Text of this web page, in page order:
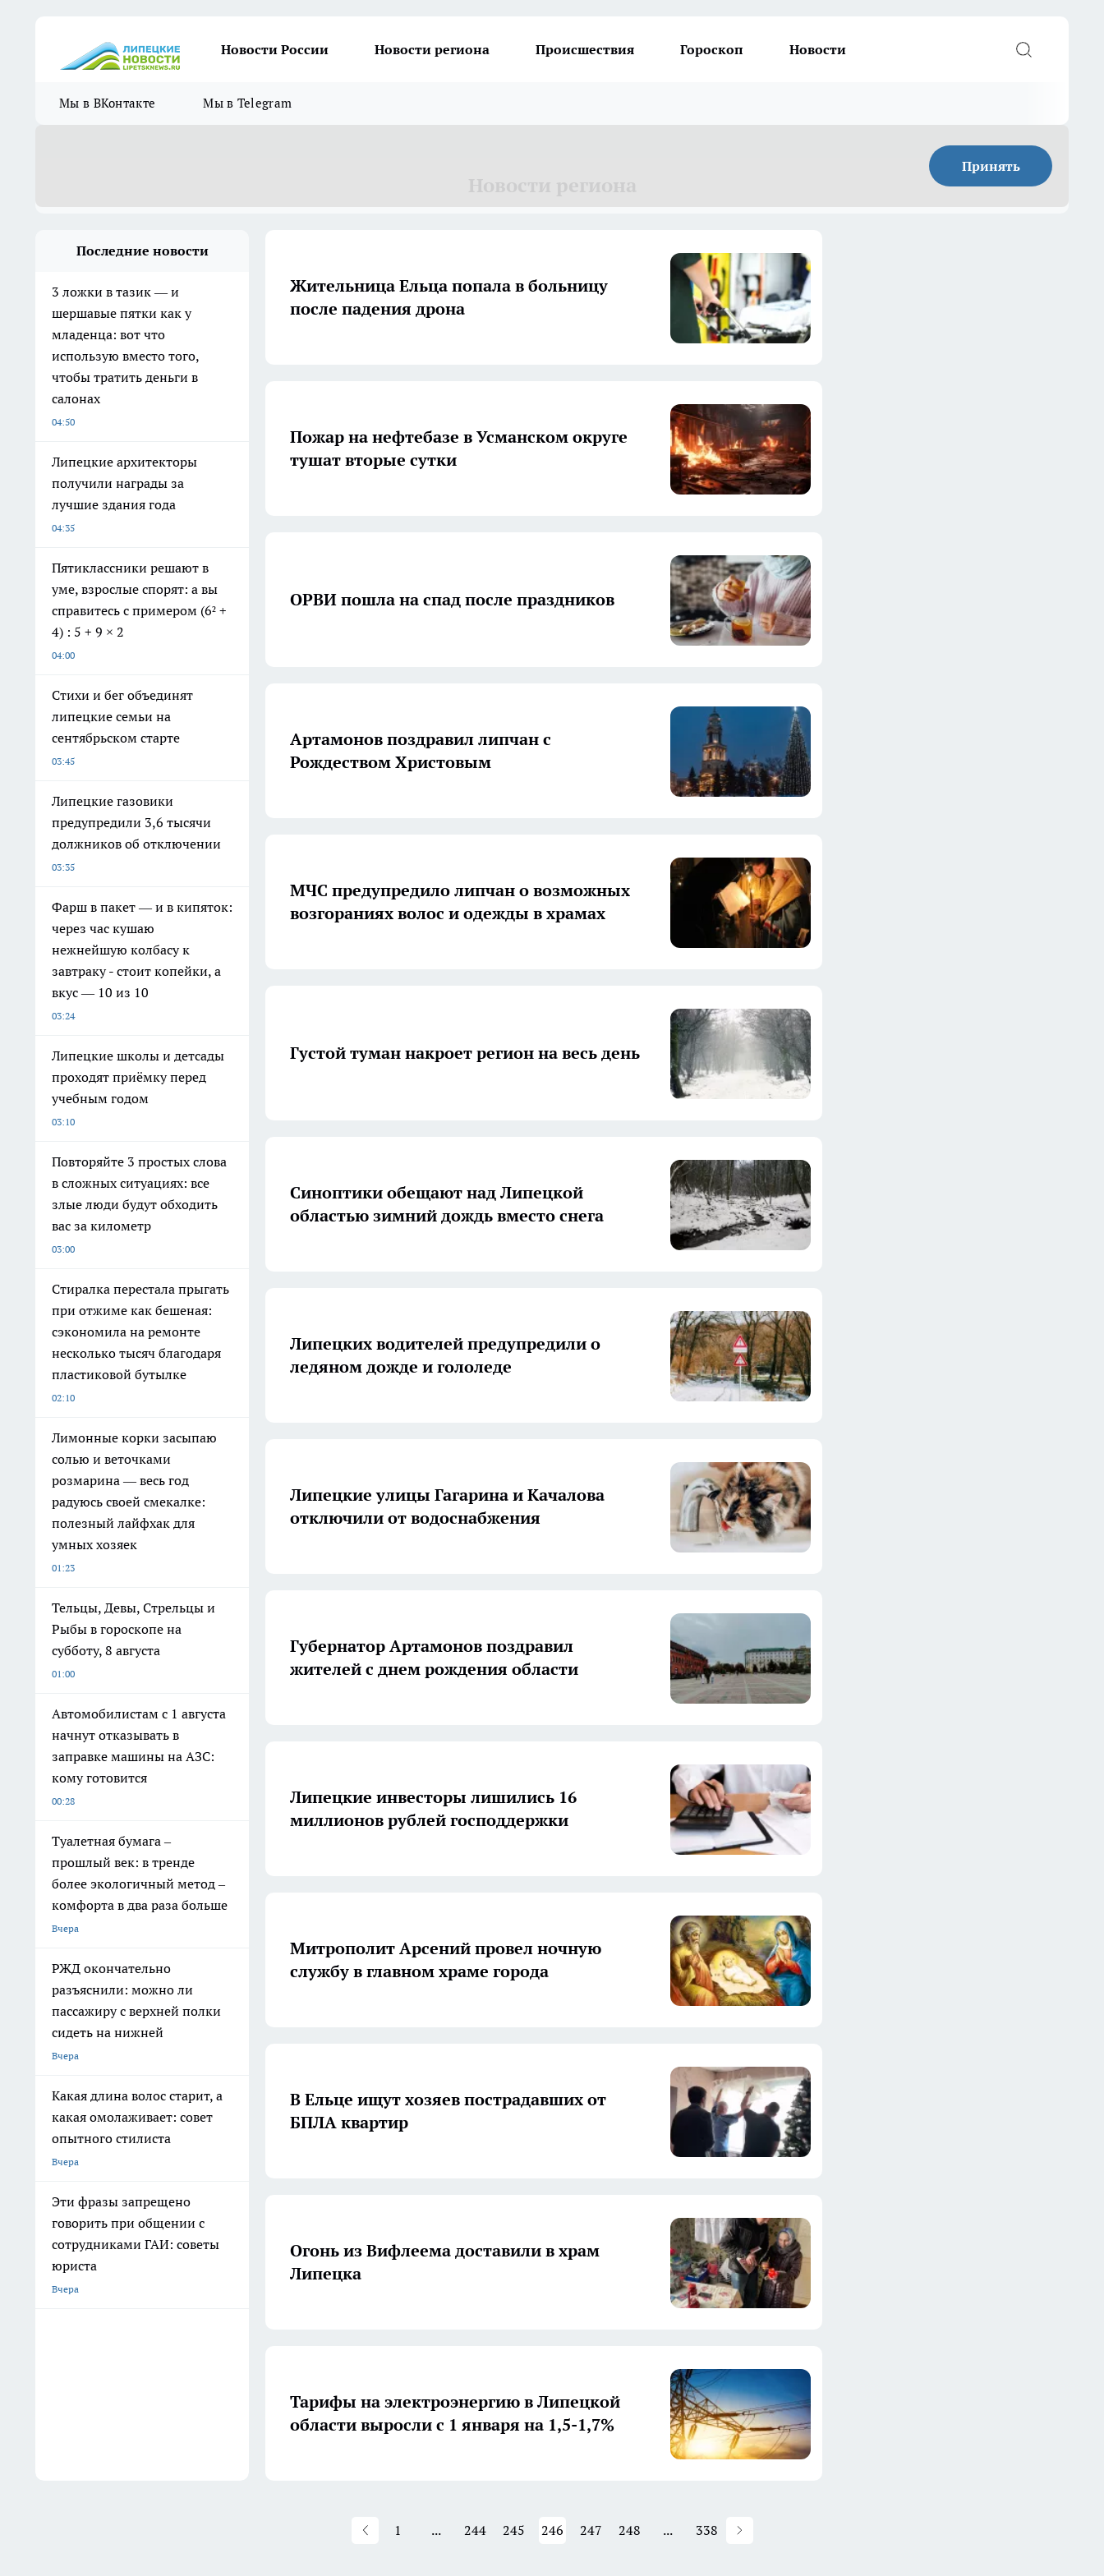
Новости России Новости региона Происшествия Гороскоп Новости
Мы в ВКонтакте Мы в Telegram
Принять
Последние новости
3 ложки в тазик — и
шершавые пятки как у
младенца: вот что
использую вместо того,
чтобы тратить деньги в
салонах
04:50
Липецкие архитекторы
получили награды за
лучшие здания года
04:35
Пятиклассники решают в
уме, взрослые спорят: а вы
справитесь с примером (6² +
4) : 5 + 9 × 2
04:00
Стихи и бег объединят
липецкие семьи на
сентябрьском старте
03:45
Липецкие газовики
предупредили 3,6 тысячи
должников об отключении
03:35
Фарш в пакет — и в кипяток:
через час кушаю
нежнейшую колбасу к
завтраку - стоит копейки, а
вкус — 10 из 10
03:24
Липецкие школы и детсады
проходят приёмку перед
учебным годом
03:10
Повторяйте 3 простых слова
в сложных ситуациях: все
злые люди будут обходить
вас за километр
03:00
Стиралка перестала прыгать
при отжиме как бешеная:
сэкономила на ремонте
несколько тысяч благодаря
пластиковой бутылке
02:10
Лимонные корки засыпаю
солью и веточками
розмарина — весь год
радуюсь своей смекалке:
полезный лайфхак для
умных хозяек
01:23
Тельцы, Девы, Стрельцы и
Рыбы в гороскопе на
субботу, 8 августа
01:00
Автомобилистам с 1 августа
начнут отказывать в
заправке машины на АЗС:
кому готовится
00:28
Туалетная бумага –
прошлый век: в тренде
более экологичный метод –
комфорта в два раза больше
Вчера
РЖД окончательно
разъяснили: можно ли
пассажиру с верхней полки
сидеть на нижней
Вчера
Какая длина волос старит, а
какая омолаживает: совет
опытного стилиста
Вчера
Эти фразы запрещено
говорить при общении с
сотрудниками ГАИ: советы
юриста
Вчера
Жительница Ельца попала в больницу
после падения дрона
Пожар на нефтебазе в Усманском округе
тушат вторые сутки
ОРВИ пошла на спад после праздников
Артамонов поздравил липчан с
Рождеством Христовым
МЧС предупредило липчан о возможных
возгораниях волос и одежды в храмах
Густой туман накроет регион на весь день
Синоптики обещают над Липецкой
областью зимний дождь вместо снега
Липецких водителей предупредили о
ледяном дожде и гололеде
Липецкие улицы Гагарина и Качалова
отключили от водоснабжения
Губернатор Артамонов поздравил
жителей с днем рождения области
Липецкие инвесторы лишились 16
миллионов рублей господдержки
Митрополит Арсений провел ночную
службу в главном храме города
В Ельце ищут хозяев пострадавших от
БПЛА квартир
Огонь из Вифлеема доставили в храм
Липецка
Тарифы на электроэнергию в Липецкой
области выросли с 1 января на 1,5-1,7%
1 ... 244 245 246 247 248 ... 338